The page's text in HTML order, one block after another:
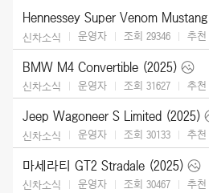
신차소식 운영자 조회 29346 추천
BMW M4 Convertible (2025)
신차소식 운영자 조회 31627 추천
Jeep Wagoneer S Limited (2025)
신차소식 운영자 조회 30133 추천
마세라티 GT2 Stradale (2025)
신차소식 운영자 조회 30467 추천